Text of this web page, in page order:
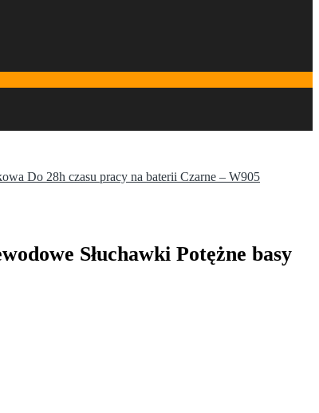
Do 28h czasu pracy na baterii Czarne – W905
Słuchawki Potężne basy